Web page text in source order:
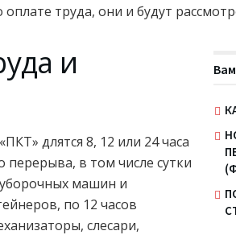
оплате труда, они и будут
и
длятся 8, 12 или 24 часа
перерыва, в том числе сутки
машин и
по 12 часов
слесари,